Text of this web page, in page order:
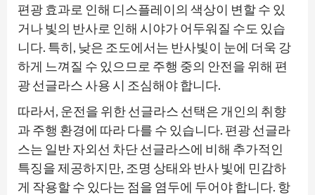
편광 효과로 인해 디스플레이의 색상이 변할 수 있
거나 빛의 반사로 인해 시야가 어두워질 수도 있습
니다. 특히, 낮은 조도에서는 반사빛이 눈에 더욱 강
하게 느껴질 수 있으므로 주행 중의 안전을 위해 편
광 선글라스 사용 시 조심해야 합니다.
따라서, 운전을 위한 선글라스 선택은 개인의 취향
과 주행 환경에 따라 다를 수 있습니다. 편광 선글라
스는 일반 자외선 차단 선글라스에 비해 추가적인
특징을 제공하지만, 조명 상태와 반사 빛에 민감하
게 작용할 수 있다는 점을 염두에 두어야 합니다. 항